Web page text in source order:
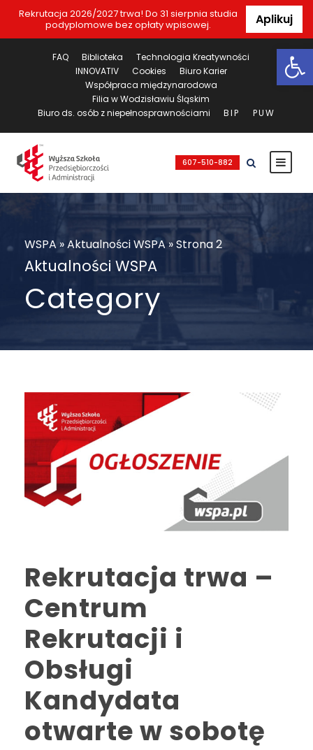
Rekrutacja 2026/2027 trwa! Do 31 sierpnia studia
podyplomowe bez opłaty wpisowej.
Aplikuj
FAQ Biblioteka
Technologia Kreatywności
INNOVATIV
Cookies
Biuro Karier
Współpraca międzynarodowa
Filia w Wodzisławiu Śląskim
Biuro ds. osób z niepełnosprawnościami
BIP PUW
607-510-882
WSPA »Aktualności WSPA»Strona 2
Aktualności WSPA
Category
Rekrutacja trwa –
Centrum
Rekrutacji i
Obsługi
Kandydata
otwarte w sobotę